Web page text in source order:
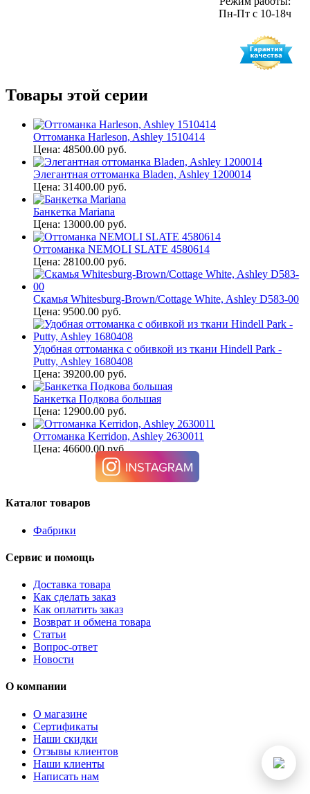
Пн-Пт с 10-18ч
Товары этой серии
Оттоманка Harleson, Ashley 1510414
Цена: 48500.00 руб.
Элегантная оттоманка Bladen, Ashley 1200014
Цена: 31400.00 руб.
Банкетка Mariana
Цена: 13000.00 руб.
Оттоманка NEMOLI SLATE 4580614
Цена: 28100.00 руб.
Скамья Whitesburg-Brown/Cottage White, Ashley D583-00
Цена: 9500.00 руб.
Удобная оттоманка с обивкой из ткани Hindell Park -
Putty, Ashley 1680408
Цена: 39200.00 руб.
Банкетка Подкова большая
Цена: 12900.00 руб.
Оттоманка Kerridon, Ashley 2630011
Цена: 46600.00 руб.
Каталог товаров
Фабрики
Сервис и помощь
Доставка товара
Как сделать заказ
Как оплатить заказ
Возврат и обмена товара
Статьи
Вопрос-ответ
Новости
О компании
О магазине
Сертификаты
Наши скидки
Отзывы клиентов
Наши клиенты
Написать нам